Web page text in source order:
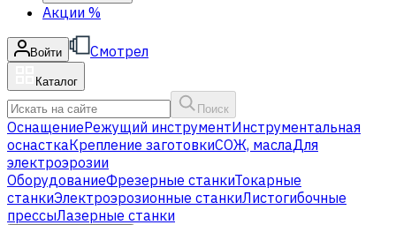
Акции %
Войти Смотрел
Каталог
Поиск
ОснащениеРежущий инструментИнструментальная
оснасткаКрепление заготовкиСОЖ, маслаДля
электроэрозии
ОборудованиеФрезерные станкиТокарные
станкиЭлектроэрозионные станкиЛистогибочные
прессыЛазерные станки